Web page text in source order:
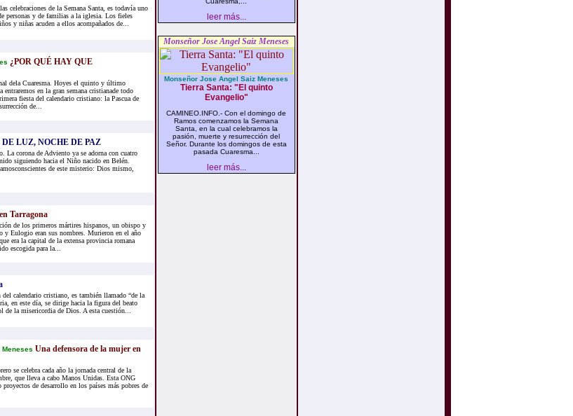
celebraciones de la Semana Santa, es todavía uno
personas y de familias a la iglesia. Los fieles
y niñas acuden a ellos acompañados de...
¿POR QUÉ HAY QUE
dela Cuaresma. Hoyes el quinto y último
en la gran semana cristianade todo
fiesta del calendario cristiano: la Pascua de
de...
DE LUZ, NOCHE DE PAZ
La corona de Adviento ya se adorna con cuatro
siguiendo hacia el Niño nacido en Belén.
de este misterio: Dios mismo,
Tarragona
de los primeros mártires hispanos, un obispo y
y Eulogio eran sus nombres. Murieron en el año
era la capital de la extensa provincia romana
escogida para la...
del calendario cristiano, es también llamado “de la
en este día, se dirige hacia la figura del beato
la misericordia de Dios. A esta cuestión...
Una defensora de la mujer en
se celebra cada año la jornada central de la
que lleva a cabo Manos Unidas. Esta ONG
de desarrollo en los países más pobres de
leer más...
Monseñor Jose Angel Saiz Meneses
Monseñor Jose Angel Saiz Meneses
Tierra Santa: "El quinto
Evangelio"
CAMINEO.INFO.- Con el domingo de
Ramos comenzamos la Semana
Santa, en la cual celebramos la
pasión, muerte y resurrección del
Señor. Durante los domingos de esta
pasada Cuaresma...
leer más...